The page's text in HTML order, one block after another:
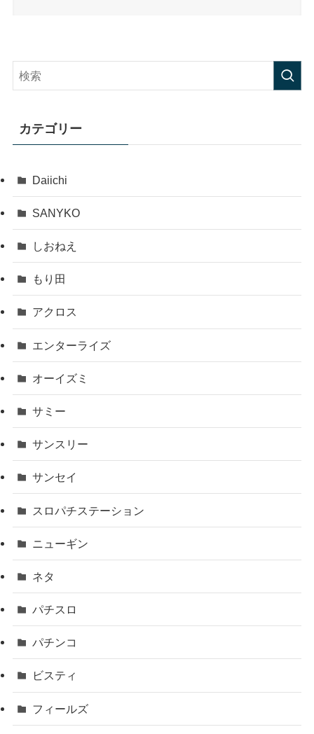
カテゴリー
Daiichi
SANYKO
しおねえ
もり田
アクロス
エンターライズ
オーイズミ
サミー
サンスリー
サンセイ
スロパチステーション
ニューギン
ネタ
パチスロ
パチンコ
ビスティ
フィールズ